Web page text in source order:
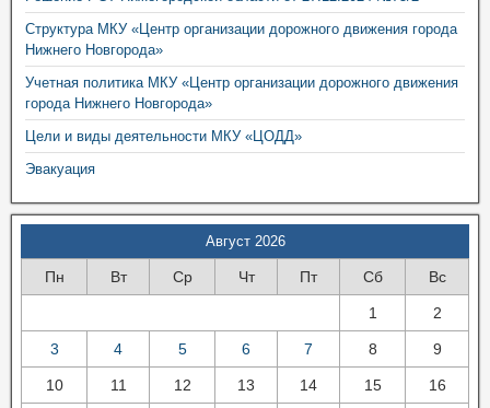
Структура МКУ «Центр организации дорожного движения города
Нижнего Новгорода»
Учетная политика МКУ «Центр организации дорожного движения
города Нижнего Новгорода»
Цели и виды деятельности МКУ «ЦОДД»
Эвакуация
Август 2026
Пн Вт Ср Чт Пт Сб Вс
1 2
3 4 5 6 7 8 9
10 11 12 13 14 15 16